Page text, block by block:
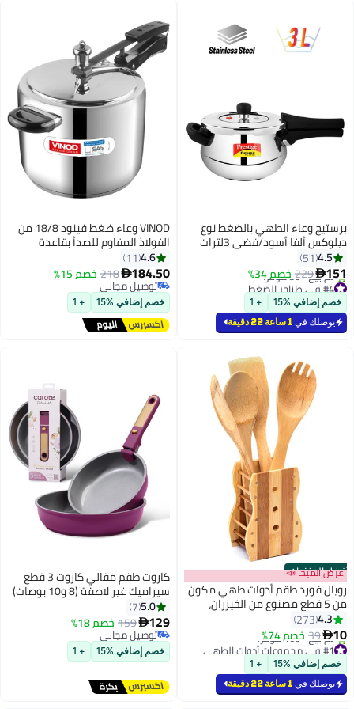
برستيج وعاء الطهي بالضغط نوع
ديلوكس ألفا أسود/فضي 3لترات
4.5
51
151
229 خصم 34% #4 في طناجر الضغط
باقي 6 وحدات في المخزون
تم بيع +50 مؤخرًا
#4 في طناجر الضغط
خصم إضافي %15 + 1
يوصلك في 1 ساعة 22 دقيقة
VINOD وعاء ضغط فينود 18/8 من
الفولاذ المقاوم للصدأ بقاعدة
ساندويتش وغطاء داخلي - 5 لتر
4.6
11
184.50
218 خصم 15%
توصيل مجاني
توصيل مجاني
خصم إضافي %15 + 1
أفضل المنتجات
عرض الميجا 📣
رويال فورد طقم أدوات طهي مكون
من 5 قطع مصنوع من الخيزران،
يشمل ملاعق خشبية للطهي
والتقديم مع حامل. كل قطعة بطول
30 سم، بلون الصندل الأصفر. الأبعاد:
30 × 6 × 0.5 سم. بيج / بني
4.3
273
10
39 خصم 74% #1 في مجموعات أدوات الطهي
بتخلّص بسرعة
تم بيع +160 مؤخرًا
#1 في مجموعات أدوات الطهي
خصم إضافي %15 + 1
يوصلك في 1 ساعة 22 دقيقة
كاروت طقم مقالي كاروت 3 قطع
سيراميك غير لاصقة (8 و10 بوصات)
لطهي صحي، بقاعدة توزيع حرارة
متساوٍ، متوافق مع جميع المواقد
وآمن لغسالة الصحون (بنفسجي)
5.0
7
129
159 خصم 18%
توصيل مجاني
توصيل مجاني
خصم إضافي %15 + 1